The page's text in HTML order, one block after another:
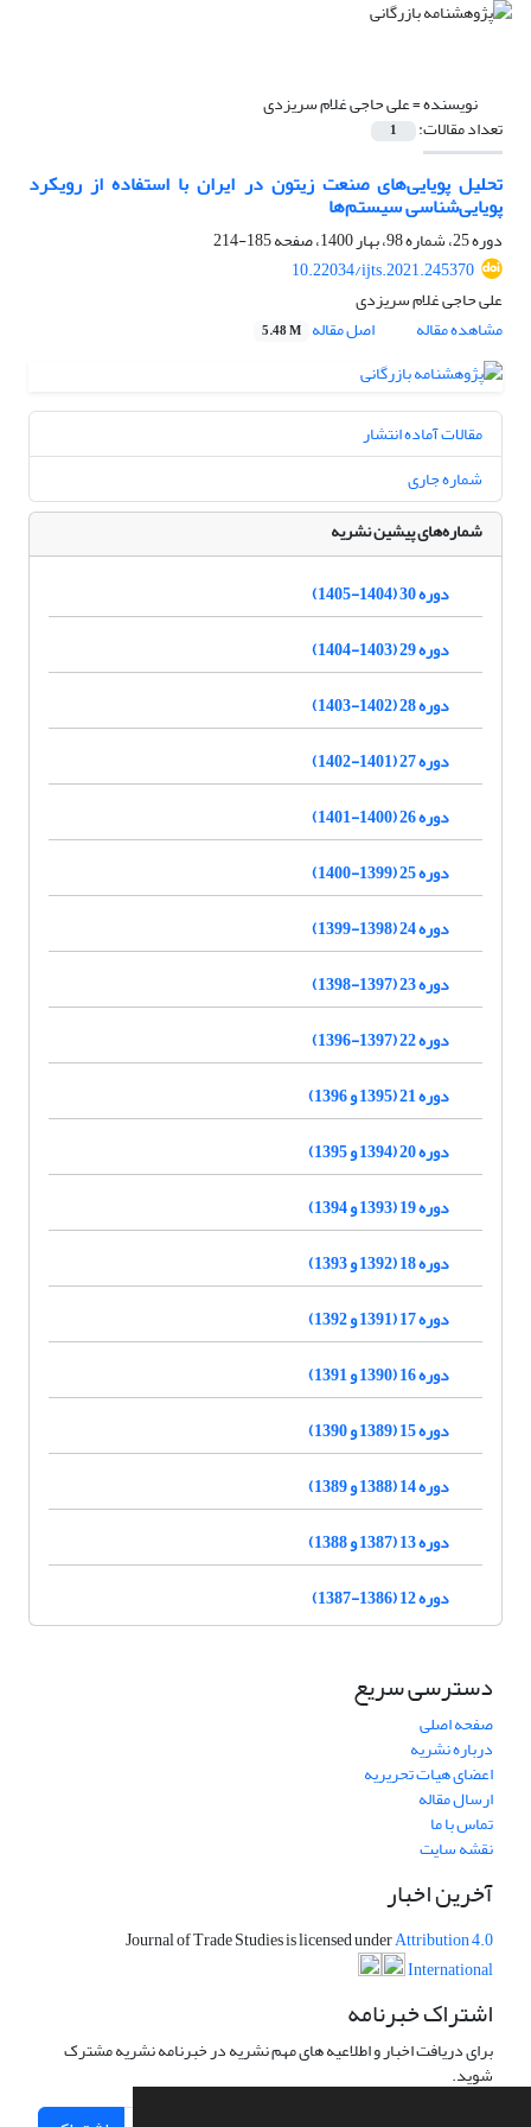
نویسنده =علی حاجی غلام سریزدی
تعداد مقالات: 1
تحلیل پویایی‌های صنعت زیتون در ایران با استفاده از رویکرد
پویایی‌شناسی سیستم‌ها
دوره 25، شماره 98، بهار 1400، صفحه
185-214
10.22034/ijts.2021.245370
علی حاجی غلام سریزدی
مشاهده مقاله
اصل مقاله 5.48 M
مقالات آماده انتشار
شماره جاری
شماره‌های پیشین نشریه
دوره 30 (1404-1405)
دوره 29 (1403-1404)
دوره 28 (1402-1403)
دوره 27 (1401-1402)
دوره 26 (1400-1401)
دوره 25 (1399-1400)
دوره 24 (1398-1399)
دوره 23 (1397-1398)
دوره 22 (1397-1396)
دوره 21 (1395 و 1396)
دوره 20 (1394 و 1395)
دوره 19 (1393 و 1394)
دوره 18 (1392 و 1393)
دوره 17 (1391 و 1392)
دوره 16 (1390 و 1391)
دوره 15 (1389 و 1390)
دوره 14 (1388 و 1389)
دوره 13 (1387 و 1388)
دوره 12 (1386-1387)
دسترسی سریع
صفحه اصلی
درباره نشریه
اعضای هیات تحریریه
ارسال مقاله
تماس با ما
نقشه سایت
آخرین اخبار
Journal of Trade Studies is licensed underAttribution 4.0
International
اشتراک خبرنامه
برای دریافت اخبار و اطلاعیه های مهم نشریه در خبرنامه نشریه مشترک
شوید.